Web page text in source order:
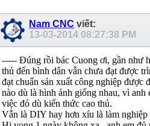
Nam CNC viết:
13-03-2014 08:27:38 PM
----- Đúng rồi bác Cuong ơi, gần như
thủ đến bình dân vẫn chưa đạt được
đạt chuẩn sản xuất công nghiệp được
nào dù là hình ảnh giống nhau, vì anh
việc đó dù kiến thức cao thủ.
Vẫn là DIY hay hơn xíu là làm